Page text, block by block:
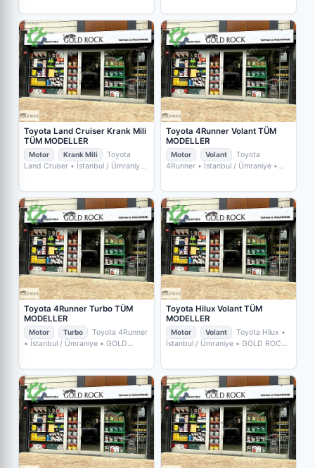
Toyota Land Cruiser Krank Mili
TÜM MODELLER
Motor Krank Mili
Toyota
Land Cruiser • İstanbul / Ümraniye
Toyota 4Runner Volant TÜM
MODELLER
Motor Volant
Toyota
4Runner • İstanbul / Ümraniye •
Toyota 4Runner Turbo TÜM
MODELLER
Motor Turbo
Toyota 4Runner
• İstanbul / Ümraniye • GOLD
Toyota Hilux Volant TÜM
MODELLER
Motor Volant Toyota Hilux •
İstanbul / Ümraniye • GOLD ROCK